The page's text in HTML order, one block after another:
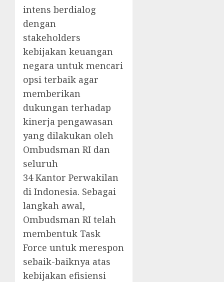
intens berdialog
dengan
stakeholders
kebijakan keuangan
negara untuk mencari
opsi terbaik agar
memberikan
dukungan terhadap
kinerja pengawasan
yang dilakukan oleh
Ombudsman RI dan
seluruh
34 Kantor Perwakilan
di Indonesia. Sebagai
langkah awal,
Ombudsman RI telah
membentuk Task
Force untuk merespon
sebaik-baiknya atas
kebijakan efisiensi